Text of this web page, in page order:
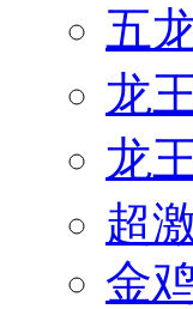
五
龙
龙
超
金